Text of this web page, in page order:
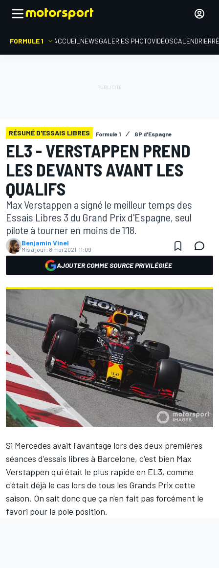
FORMULE 1 ACCUEIL NEWSGALERIES PHOTOVIDÉOSCALENDRIER
RÉSUMÉ D'ESSAIS LIBRES Formule 1 GP d'Espagne
EL3 - VERSTAPPEN PREND
LES DEVANTS AVANT LES
QUALIFS
Max Verstappen a signé le meilleur temps des
Essais Libres 3 du Grand Prix d'Espagne, seul
pilote à tourner en moins de 1'18.
Benjamin Vinel
Mis à jour: 8 mai 2021, 11:09
AJOUTER COMME SOURCE PRIVILÉGIÉE
Si Mercedes avait l'avantage lors des deux premières
séances d'essais libres à Barcelone, c'est bien Max
Verstappen qui était le plus rapide en EL3, comme
c'était déjà le cas lors de tous les Grands Prix cette
saison. On sait donc que ça n'en fait pas forcément le
favori pour la pole position.